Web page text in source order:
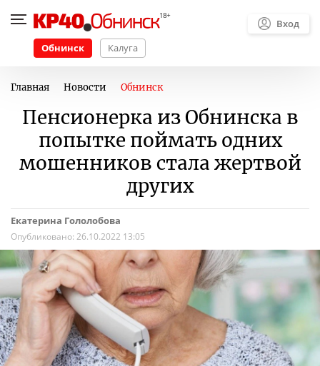
Обнинск Калуга
Вход
Главная Новости Обнинск
Пенсионерка из Обнинска в
попытке поймать одних
мошенников стала жертвой
других
Екатерина Гололобова
Опубликовано: 26.10.2022 13:05